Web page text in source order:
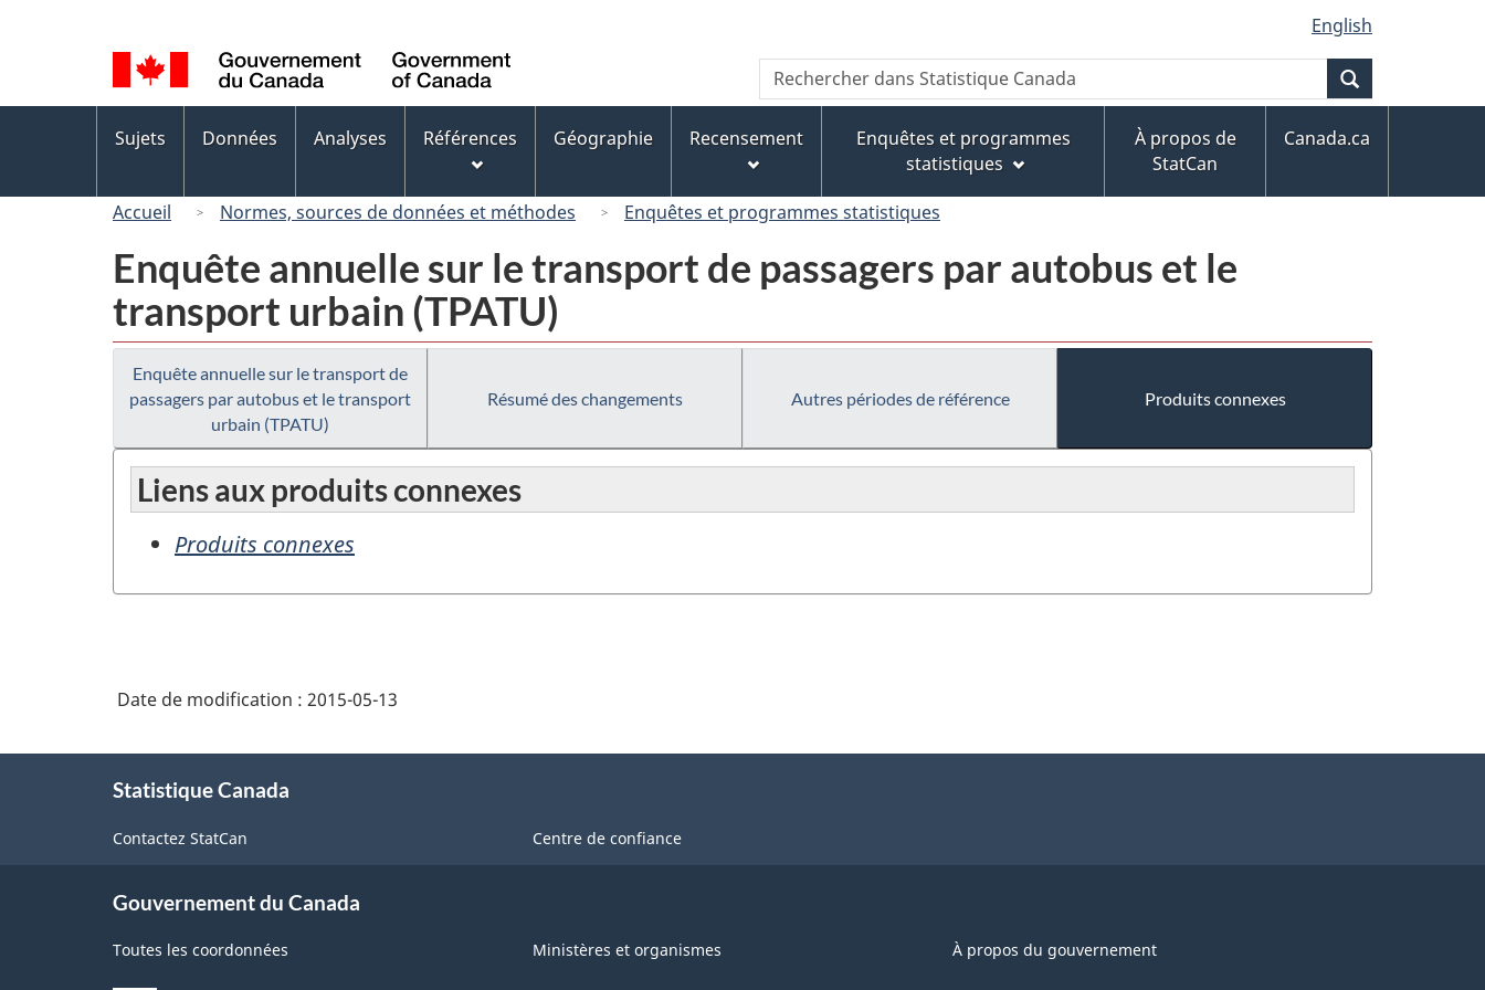
au
contenu
principal
« À
propos
de
ce
version
HTML
simplifiée
de
la
langue
English
Canada
Recherche
Rechercher
dans
Canada
des
Sujets Données Analyses Références Géographie Recensement
Enquêtes et programmes
statistiques
À propos de
StatCan
Canada.ca
Accueil Normes, sources de données et méthodes Enquêtes et programmes statistiques
Enquête annuelle sur le transport de passagers par autobus et le
transport urbain (TPATU)
Enquête annuelle sur le transport de
passagers par autobus et le transport
urbain (TPATU)
Résumé des changements Autres périodes de référence Produits connexes
Liens aux produits connexes
Produits connexes
Date de modification : 2015-05-13
Statistique Canada
Contactez StatCan Centre de confiance
Gouvernement du Canada
Toutes les coordonnées Ministères et organismes À propos du gouvernement